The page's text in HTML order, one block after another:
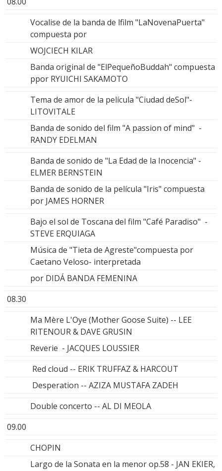
Vocalise de la banda de lfilm "LaNovenaPuerta"
compuesta por
WOJCIECH KILAR
Banda original de "ElPequeñoBuddah" compuesta
ppor RYUICHI SAKAMOTO
Tema de amor de la película "Ciudad deSol"-
LITOVITALE
Banda de sonido del film "A passion of mind" -
RANDY EDELMAN
Banda de sonido de "La Edad de la Inocencia" -
ELMER BERNSTEIN
Banda de sonido de la película "Iris" compuesta
por JAMES HORNER
Bajo el sol de Toscana del film "Café Paradiso" -
STEVE ERQUIAGA
Música de "Tieta de Agreste"compuesta por
Caetano Veloso- interpretada
por DIDÁ BANDA FEMENINA
08.30
Ma Mère L'Oye (Mother Goose Suite) -- LEE
RITENOUR & DAVE GRUSIN
Reverie - JACQUES LOUSSIER
Red cloud -- ERIK TRUFFAZ & HARCOUT
Desperation -- AZIZA MUSTAFA ZADEH
Double concerto -- AL DI MEOLA
09.00
CHOPIN
Largo de la Sonata en la menor op.58 - JAN EKIER,